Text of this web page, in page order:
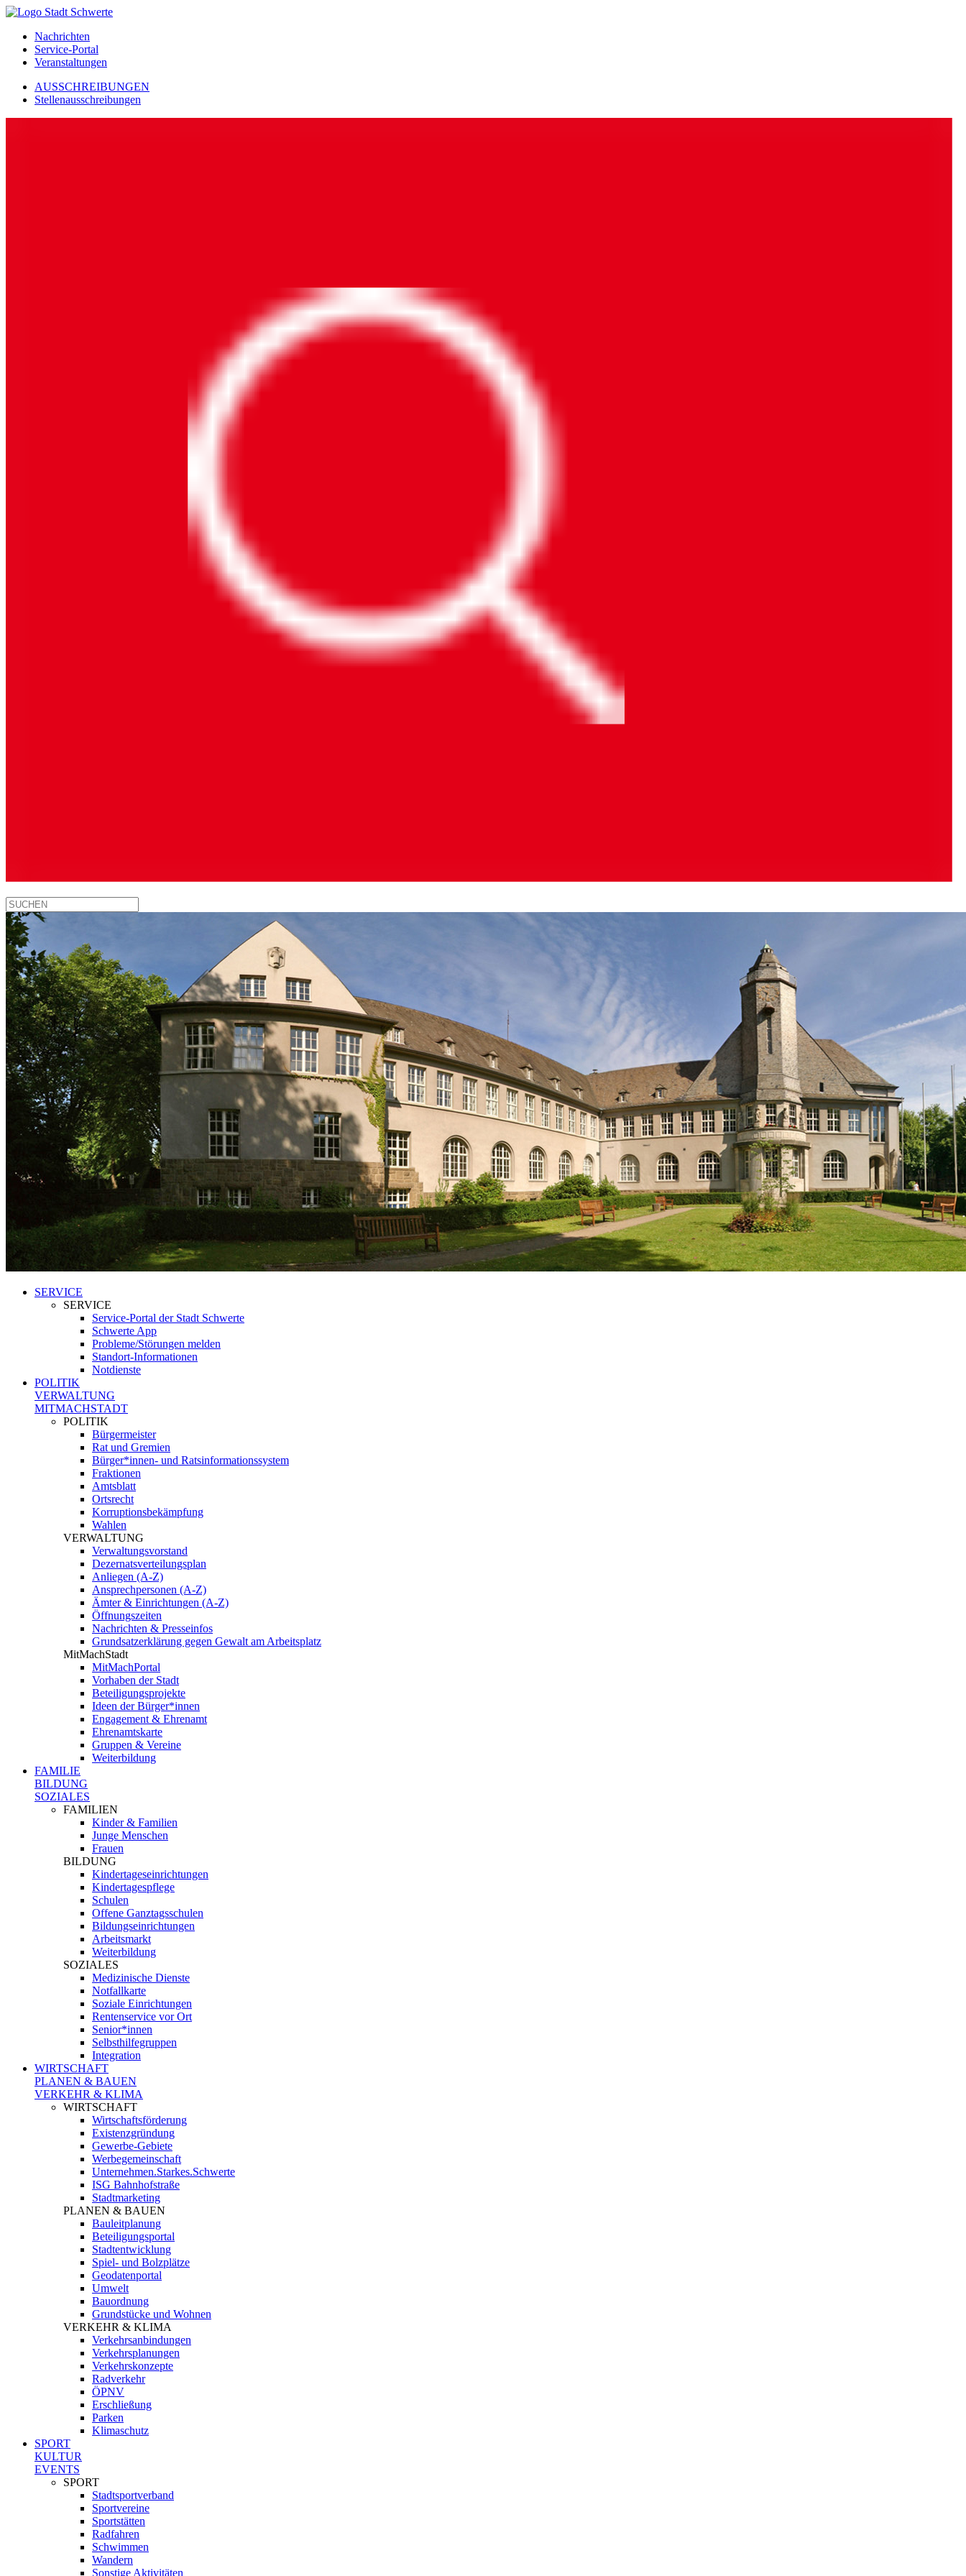
Nachrichten
Service-Portal
Veranstaltungen
AUSSCHREIBUNGEN
Stellenausschreibungen
SERVICE
SERVICE
Service-Portal der Stadt Schwerte
Schwerte App
Probleme/Störungen melden
Standort-Informationen
Notdienste
POLITIK
VERWALTUNG
MITMACHSTADT
POLITIK
Bürgermeister
Rat und Gremien
Bürger*innen- und Ratsinformationssystem
Fraktionen
Amtsblatt
Ortsrecht
Korruptionsbekämpfung
Wahlen
VERWALTUNG
Verwaltungsvorstand
Dezernatsverteilungsplan
Anliegen (A-Z)
Ansprechpersonen (A-Z)
Ämter & Einrichtungen (A-Z)
Öffnungszeiten
Nachrichten & Presseinfos
Grundsatzerklärung gegen Gewalt am Arbeitsplatz
MitMachStadt
MitMachPortal
Vorhaben der Stadt
Beteiligungsprojekte
Ideen der Bürger*innen
Engagement & Ehrenamt
Ehrenamtskarte
Gruppen & Vereine
Weiterbildung
FAMILIE
BILDUNG
SOZIALES
FAMILIEN
Kinder & Familien
Junge Menschen
Frauen
BILDUNG
Kindertageseinrichtungen
Kindertagespflege
Schulen
Offene Ganztagsschulen
Bildungseinrichtungen
Arbeitsmarkt
Weiterbildung
SOZIALES
Medizinische Dienste
Notfallkarte
Soziale Einrichtungen
Rentenservice vor Ort
Senior*innen
Selbsthilfegruppen
Integration
WIRTSCHAFT
PLANEN & BAUEN
VERKEHR & KLIMA
WIRTSCHAFT
Wirtschaftsförderung
Existenzgründung
Gewerbe-Gebiete
Werbegemeinschaft
Unternehmen.Starkes.Schwerte
ISG Bahnhofstraße
Stadtmarketing
PLANEN & BAUEN
Bauleitplanung
Beteiligungsportal
Stadtentwicklung
Spiel- und Bolzplätze
Geodatenportal
Umwelt
Bauordnung
Grundstücke und Wohnen
VERKEHR & KLIMA
Verkehrsanbindungen
Verkehrsplanungen
Verkehrskonzepte
Radverkehr
ÖPNV
Erschließung
Parken
Klimaschutz
SPORT
KULTUR
EVENTS
SPORT
Stadtsportverband
Sportvereine
Sportstätten
Radfahren
Schwimmen
Wandern
Sonstige Aktivitäten